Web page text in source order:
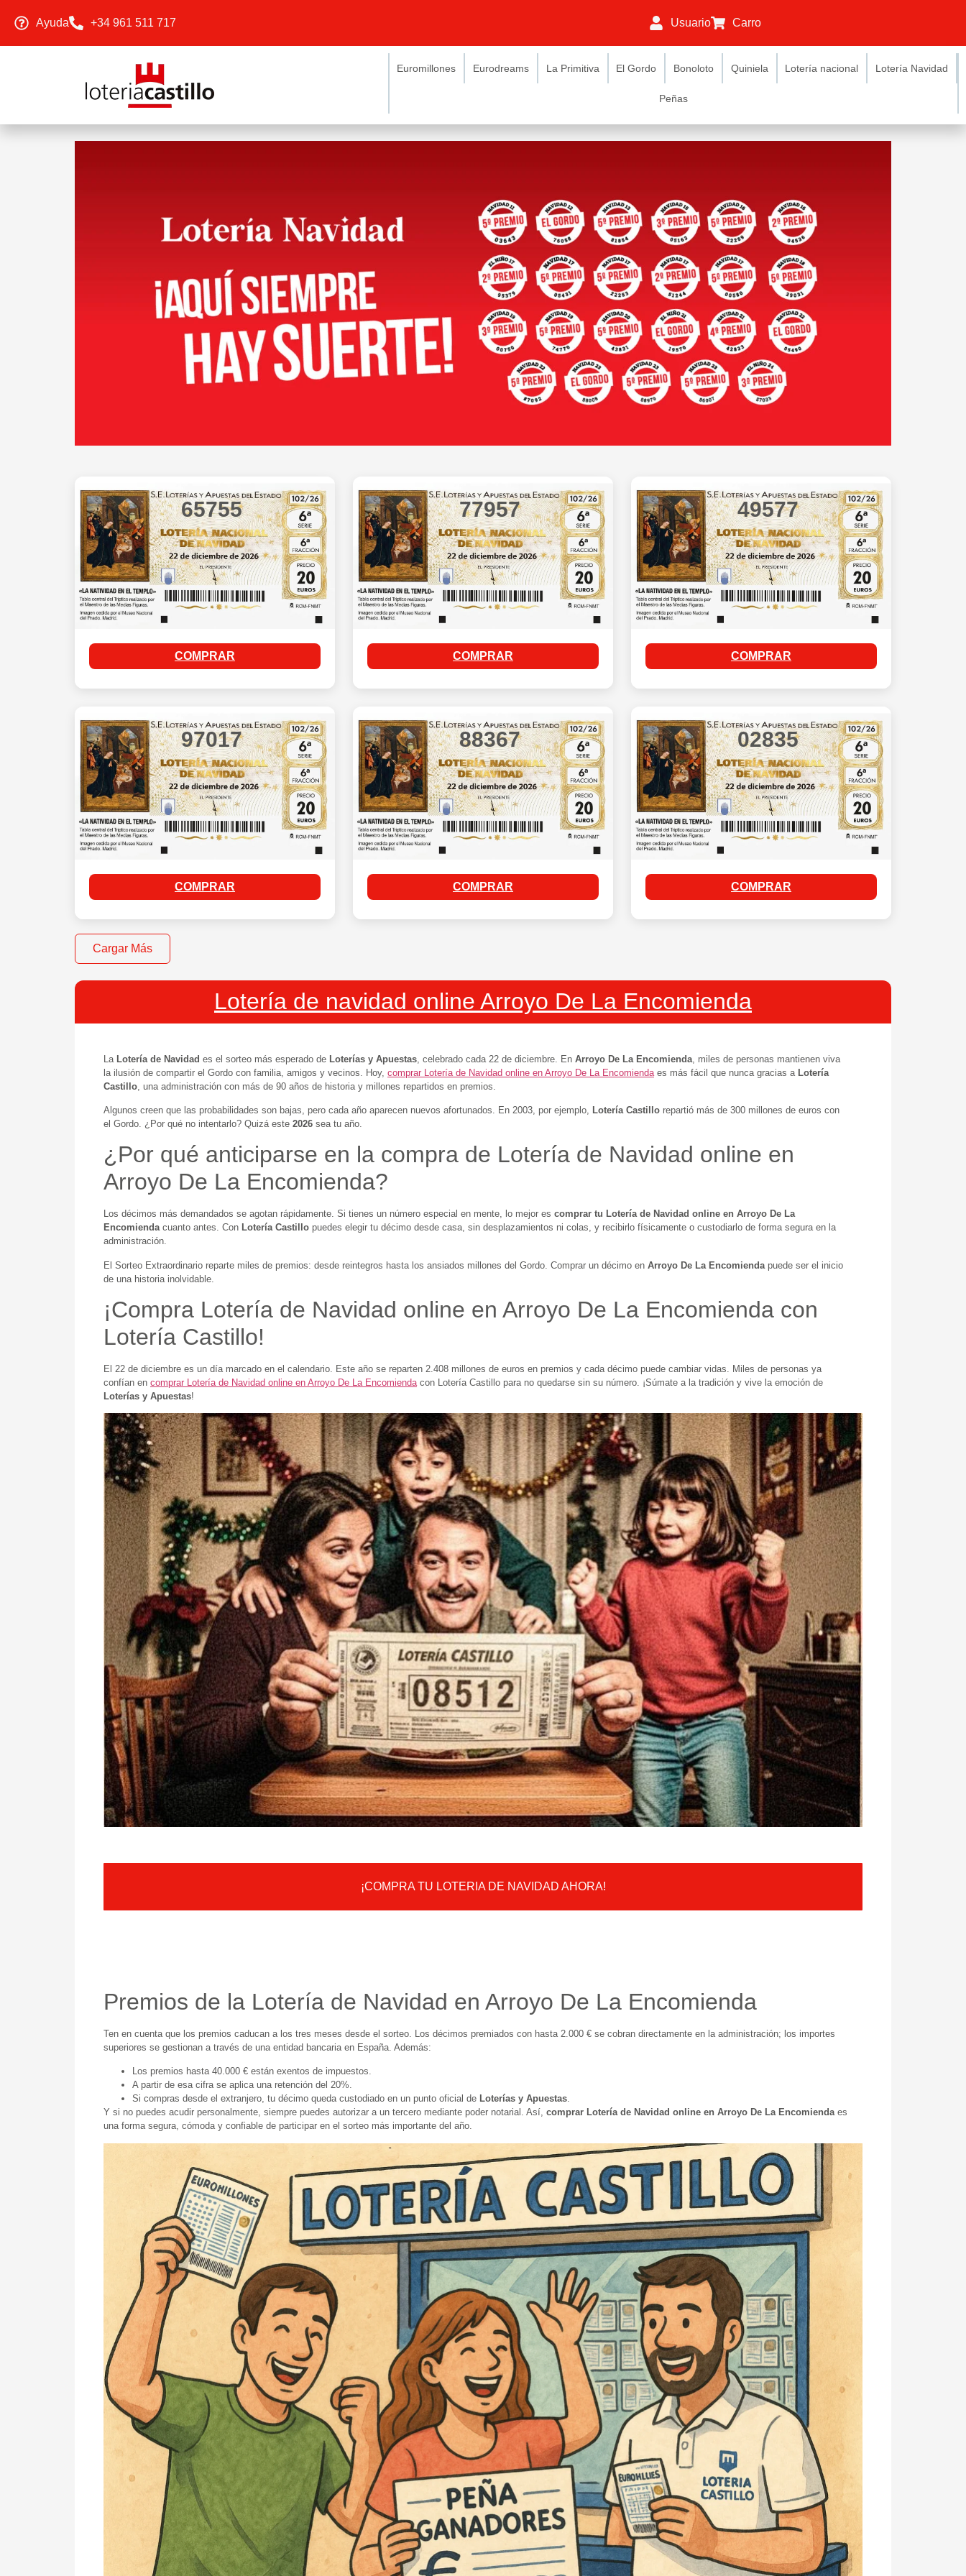
Ayuda +34 961 511 717 Usuario Carro
Euromillones Eurodreams La Primitiva El Gordo Bonoloto Quiniela Lotería nacional Lotería Navidad
Peñas
65755
COMPRAR
77957
COMPRAR
49577
COMPRAR
97017
COMPRAR
88367
COMPRAR
02835
COMPRAR
Cargar Más
Lotería de navidad online Arroyo De La Encomienda
La Lotería de Navidad es el sorteo más esperado de Loterías y Apuestas , celebrado cada 22 de diciembre. En Arroyo De La Encomienda , miles de personas mantienen viva
la ilusión de compartir el Gordo con familia, amigos y vecinos. Hoy, comprar Lotería de Navidad online en Arroyo De La Encomienda es más fácil que nunca gracias a Lotería
Castillo , una administración con más de 90 años de historia y millones repartidos en premios.
Algunos creen que las probabilidades son bajas, pero cada año aparecen nuevos afortunados. En 2003, por ejemplo, Lotería Castillo repartió más de 300 millones de euros con
el Gordo. ¿Por qué no intentarlo? Quizá este 2026 sea tu año.
¿Por qué anticiparse en la compra de Lotería de Navidad online en
Arroyo De La Encomienda?
Los décimos más demandados se agotan rápidamente. Si tienes un número especial en mente, lo mejor es comprar tu Lotería de Navidad online en Arroyo De La
Encomiendacuanto antes. Con Lotería Castillo puedes elegir tu décimo desde casa, sin desplazamientos ni colas, y recibirlo físicamente o custodiarlo de forma segura en la
administración.
El Sorteo Extraordinario reparte miles de premios: desde reintegros hasta los ansiados millones del Gordo. Comprar un décimo en Arroyo De La Encomienda puede ser el inicio
de una historia inolvidable.
¡Compra Lotería de Navidad online en Arroyo De La Encomienda con
Lotería Castillo!
El 22 de diciembre es un día marcado en el calendario. Este año se reparten 2.408 millones de euros en premios y cada décimo puede cambiar vidas. Miles de personas ya
confían en comprar Lotería de Navidad online en Arroyo De La Encomiendacon Lotería Castillo para no quedarse sin su número. ¡Súmate a la tradición y vive la emoción de
Loterías y Apuestas!
¡COMPRA TU LOTERIA DE NAVIDAD AHORA!
Premios de la Lotería de Navidad en Arroyo De La Encomienda
Ten en cuenta que los premios caducan a los tres meses desde el sorteo. Los décimos premiados con hasta 2.000 € se cobran directamente en la administración; los importes
superiores se gestionan a través de una entidad bancaria en España. Además:
Los premios hasta 40.000 € están exentos de impuestos.
A partir de esa cifra se aplica una retención del 20%.
Si compras desde el extranjero, tu décimo queda custodiado en un punto oficial de Loterías y Apuestas.
Y si no puedes acudir personalmente, siempre puedes autorizar a un tercero mediante poder notarial. Así, comprar Lotería de Navidad online en Arroyo De La Encomiendaes
una forma segura, cómoda y confiable de participar en el sorteo más importante del año.